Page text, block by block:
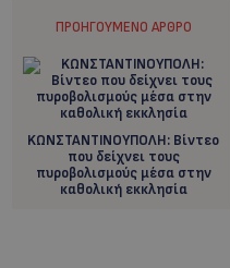
ΠΡΟΗΓΟΎΜΕΝΟ ΆΡΘΡΟ
KΩΝΣΤΑΝΤΙΝΟΥΠΟΛΗ: Bίντεο
που δείχνει τους
πυροβολισμούς μέσα στην
καθολική εκκλησία